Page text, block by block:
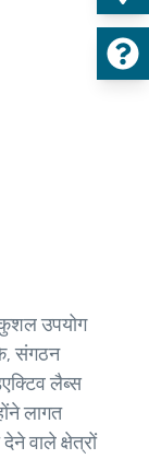
उपयोग
संगठन
लैब्स
लागत
वाले क्षेत्रों